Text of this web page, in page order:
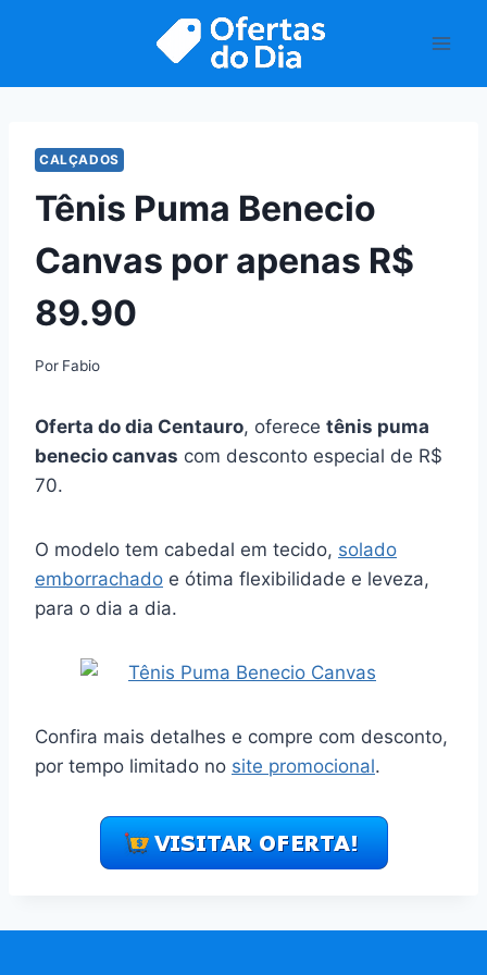
CALÇADOS
Tênis Puma Benecio
Canvas por apenas R$
89.90
Por Fabio
Oferta do dia Centauro, oferece tênis puma
benecio canvas com desconto especial de R$
70.
O modelo tem cabedal em tecido, solado
emborrachado e ótima flexibilidade e leveza,
para o dia a dia.
Confira mais detalhes e compre com desconto,
por tempo limitado no site promocional.